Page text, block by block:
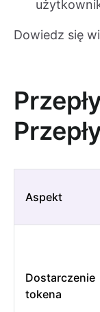
Dowiedz się
Aspekt
Dostarczenie
tokena